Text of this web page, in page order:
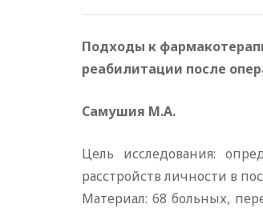
Подходы к
реабилитации после
Самушия М.А.
Цель исследования:
расстройств личности в
Материал: 68 больных,